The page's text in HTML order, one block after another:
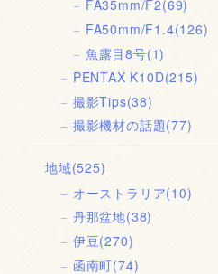
FA35mm/F2(69)
FA50mm/F1.4(126)
魚露目8号(1)
PENTAX K10D(215)
撮影Tips(38)
撮影機材の話題(77)
地域(525)
オーストラリア(10)
丹那盆地(38)
伊豆(270)
函南町(74)